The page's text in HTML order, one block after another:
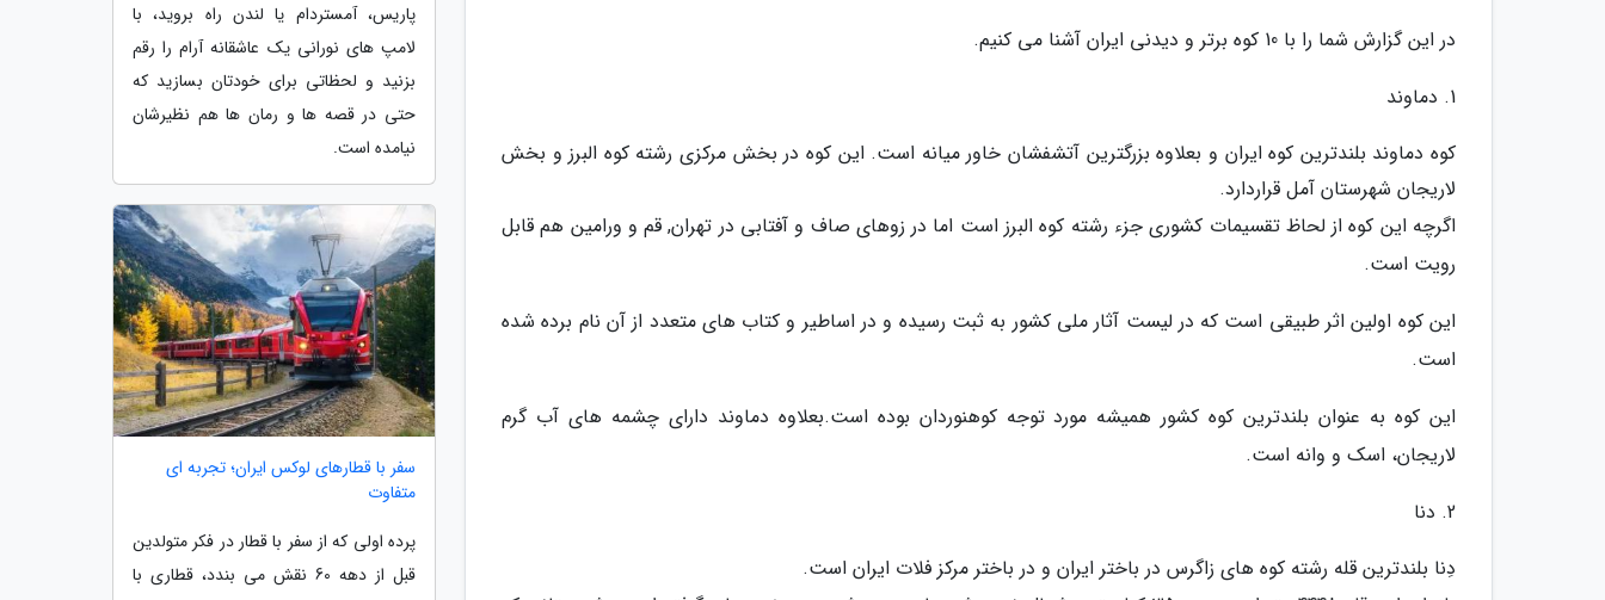
در این گزارش شما را با 10 کوه برتر و دیدنی ایران آشنا می کنیم.
1. دماوند
کوه دماوند بلندترین کوه ایران و بعلاوه بزرگترین آتشفشان خاور میانه است. این کوه در بخش مرکزی رشته کوه البرز و بخش
لاریجان شهرستان آمل قراردارد.
اگرچه این کوه از لحاظ تقسیمات کشوری جزء رشته کوه البرز است اما در زوهای صاف و آفتابی در تهران, قم و ورامین هم قابل
رویت است.
این کوه اولین اثر طبیقی است که در لیست آثار ملی کشور به ثبت رسیده و در اساطیر و کتاب های متعدد از آن نام برده شده
است.
این کوه به عنوان بلندترین کوه کشور همیشه مورد توجه کوهنوردان بوده است.بعلاوه دماوند دارای چشمه های آب گرم
لاریجان، اسک و وانه است.
2. دنا
دِنا بلندترین قله رشته کوه های زاگرس در باختر ایران و در باختر مرکز فلات ایران است.
پاریس، آمستردام یا لندن راه بروید، با
لامپ های نورانی یک عاشقانه آرام را رقم
بزنید و لحظاتی برای خودتان بسازید که
حتی در قصه ها و رمان ها هم نظیرشان
نیامده است.
سفر با قطارهای لوکس ایران؛ تجربه ای
متفاوت
پرده اولی که از سفر با قطار در فکر متولدین
قبل از دهه 60 نقش می بندد، قطاری با